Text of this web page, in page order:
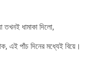
তখনই ধামাকা দিলো,
এই পাঁচ দিনের মধ্যেই বিয়ে।